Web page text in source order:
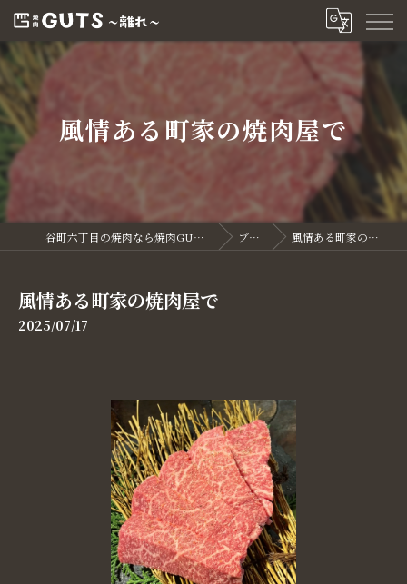
風情ある町家の焼肉屋で
谷町六丁目の焼肉なら焼肉GUTS～離れ～ ブログ 風情ある町家の焼肉屋で
風情ある町家の焼肉屋で
2025/07/17